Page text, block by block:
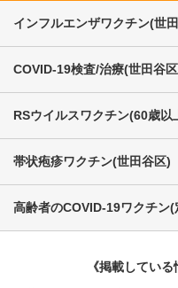
インフルエンザワクチン(世
COVID-19検査/治療(世田谷区
RSウイルスワクチン(60歳以
帯状疱疹ワクチン(世田谷区)
高齢者のCOVID-19ワクチン(
《掲載してい